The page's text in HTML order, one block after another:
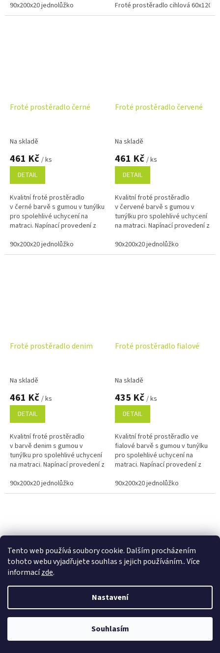
Tento web používá soubory cookie. Dalším procházením
tohoto webu vyjadřujete souhlas s jejich používáním.. Více
informacízde.
Nastavení
Souhlasím
nastavená Věrnostní sleva 3% - 10% na Všechny Vaše další nákupy. Čím
víc nakoupíte, tím větší slevu můžete získat. Vaše objednávky se sčítají.
Využít můžete i "Slevové kody" nebo DOPRAVU ZDARMA. Přejeme
příjemný nákup u nás Jana Kotasová Komárková a kolektiv pracovníků
vysokou gramáží 220...
90x200x20 jednolůžko
barevnou stálost. Nežehlivý...
Froté prostěradlo cihlová
Froté prostěradlo černé
Na skladě
461 Kč / ks
DETAIL
Kvalitní froté prostěradlo
v černé barvě s gumou v tunýlku
pro spolehlivé uchycení na
matraci. Napínací provedení z
vysokou gramáží 220...
90x200x20 jednolůžko
Froté prostěradlo červené
Na skladě
461 Kč / ks
DETAIL
Kvalitní froté prostěradlo
v červené barvě s gumou v
tunýlku pro spolehlivé uchycení
na matraci. Napínací provedení z
vysokou gramáží 220...
90x200x20 jednolůžko
Froté prostěradlo denim
Na skladě
461 Kč / ks
DETAIL
Kvalitní froté prostěradlo
v barvě denim s gumou v
tunýlku pro spolehlivé uchycení
na matraci. Napínací provedení z
vysokou gramáží 220...
90x200x20 jednolůžko
Froté prostěradlo fialové
Na skladě
435 Kč / ks
DETAIL
Kvalitní froté prostěradlo ve
fialové barvě s gumou v tunýlku
pro spolehlivé uchycení na
matraci. Napínací provedení z
vysokou gramáží 220 g/m²...
90x200x20 jednolůžko
Froté prostěradlo hrášek
Na skladě
Froté prostěradlo karamel
Na skladě